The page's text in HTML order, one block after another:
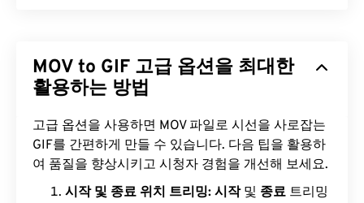
MOV to GIF 고급 옵션을 최대한
활용하는 방법
고급 옵션을 사용하면 MOV 파일로 시선을 사로잡는
GIF를 간편하게 만들 수 있습니다. 다음 팁을 활용하
여 품질을 향상시키고 시청자 경험을 개선해 보세요.
시작 및 종료 위치 트리밍: 시작및 종료 트리밍